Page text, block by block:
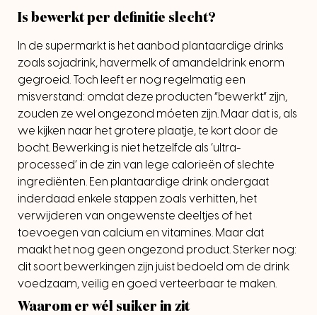
Is bewerkt per definitie slecht?
In de supermarkt is het aanbod plantaardige drinks
zoals sojadrink, havermelk of amandeldrink enorm
gegroeid. Toch leeft er nog regelmatig een
misverstand: omdat deze producten “bewerkt” zijn,
zouden ze wel ongezond móeten zijn. Maar dat is, als
we kijken naar het grotere plaatje, te kort door de
bocht. Bewerking is niet hetzelfde als ‘ultra-
processed’ in de zin van lege calorieën of slechte
ingrediënten. Een plantaardige drink ondergaat
inderdaad enkele stappen zoals verhitten, het
verwijderen van ongewenste deeltjes of het
toevoegen van calcium en vitamines. Maar dat
maakt het nog geen ongezond product. Sterker nog:
dit soort bewerkingen zijn juist bedoeld om de drink
voedzaam, veilig en goed verteerbaar te maken.
Waarom er wél suiker in zit